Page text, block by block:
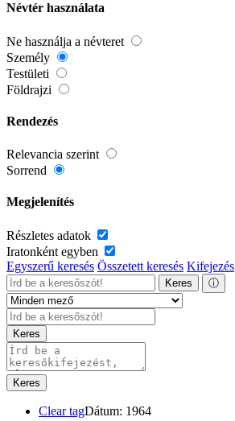
Névtér használata
Ne használja a névteret
Személy
Testületi
Földrajzi
Rendezés
Relevancia szerint
Sorrend
Megjelenítés
Részletes adatok
Iratonként egyben
Egyszerű keresés Összetett keresés Kifejezés
Keres ⓘ
Keres
Keres
Clear tagDátum: 1964